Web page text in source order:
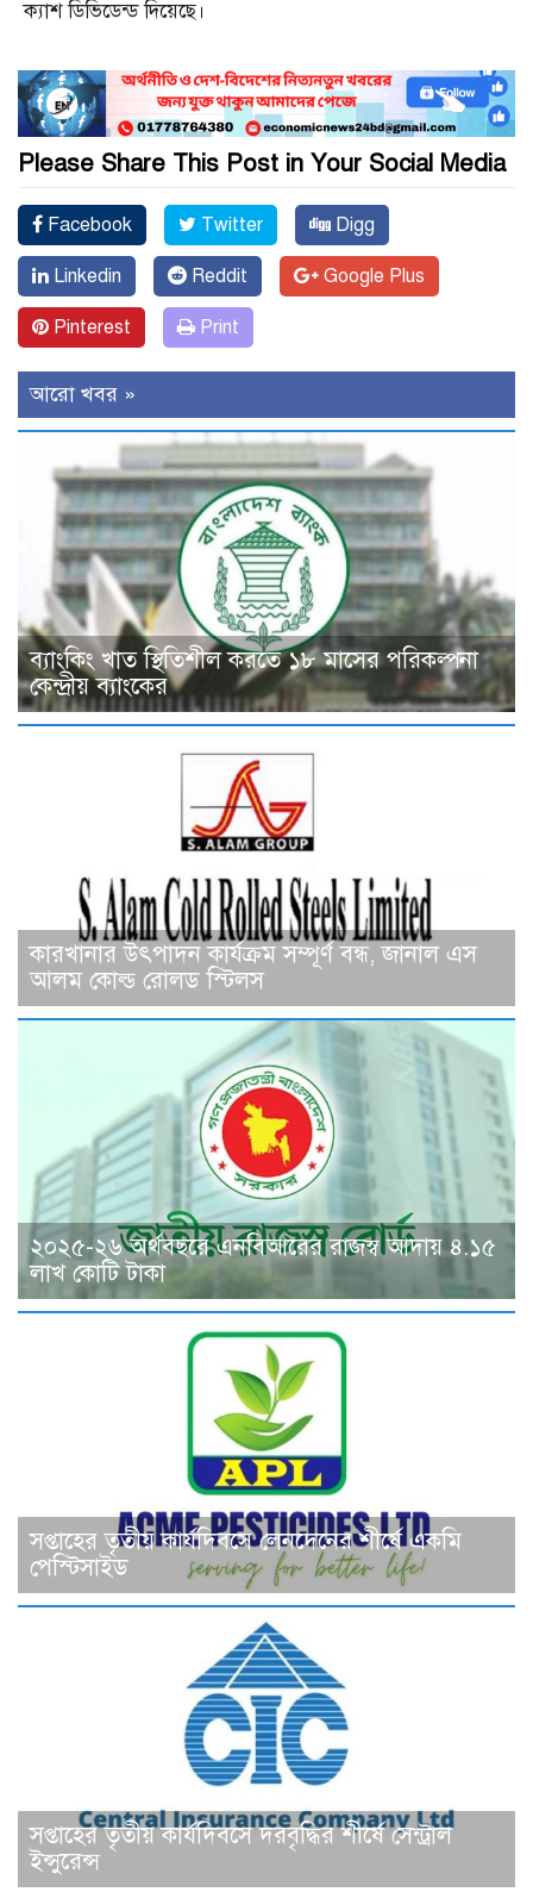
ক্যাশ ডিভিডেন্ড দিয়েছে।
Please Share This Post in Your Social Media
Facebook Twitter Digg
Linkedin Reddit Google Plus
Pinterest Print
আরো খবর »
ব্যাংকিং খাত স্থিতিশীল করতে ১৮ মাসের পরিকল্পনা
কেন্দ্রীয় ব্যাংকের
কারখানার উৎপাদন কার্যক্রম সম্পূর্ণ বন্ধ, জানাল এস
আলম কোল্ড রোলড স্টিলস
২০২৫-২৬ অর্থবছরে এনবিআরের রাজস্ব আদায় ৪.১৫
লাখ কোটি টাকা
সপ্তাহের তৃতীয় কার্যদিবসে লেনদেনের শীর্ষে একমি
পেস্টিসাইড
সপ্তাহের তৃতীয় কার্যদিবসে দরবৃদ্ধির শীর্ষে সেন্ট্রাল
ইন্সুরেন্স